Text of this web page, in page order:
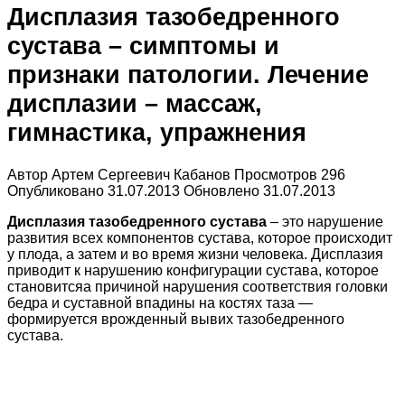
Дисплазия тазобедренного
сустава – симптомы и
признаки патологии. Лечение
дисплазии – массаж,
гимнастика, упражнения
Автор Артем Сергеевич Кабанов Просмотров 296
Опубликовано 31.07.2013 Обновлено 31.07.2013
Дисплазия тазобедренного сустава – это нарушение
развития всех компонентов сустава, которое происходит
у плода, а затем и во время жизни человека. Дисплазия
приводит к нарушению конфигурации сустава, которое
становитсяa причиной нарушения соответствия головки
бедра и суставной впадины на костях таза —
формируется врожденный вывих тазобедренного
сустава.